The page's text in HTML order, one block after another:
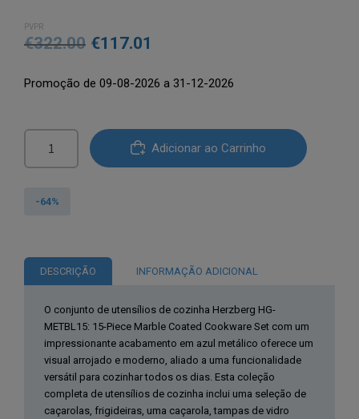
PVPR
€322.00 O
original
€322.00.
€117.01
atual
€117.01.
Promoção de 09-08-2026 a 31-12-2026
HG-
de
panelas
revestidas
mármore
Adicionar ao Carrinho
-64%
DESCRIÇÃO INFORMAÇÃO ADICIONAL
O conjunto de utensílios de cozinha Herzberg HG-
METBL15: 15-Piece Marble Coated Cookware Set com um
impressionante acabamento em azul metálico oferece um
visual arrojado e moderno, aliado a uma funcionalidade
versátil para cozinhar todos os dias. Esta coleção
completa de utensílios de cozinha inclui uma seleção de
caçarolas, frigideiras, uma caçarola, tampas de vidro